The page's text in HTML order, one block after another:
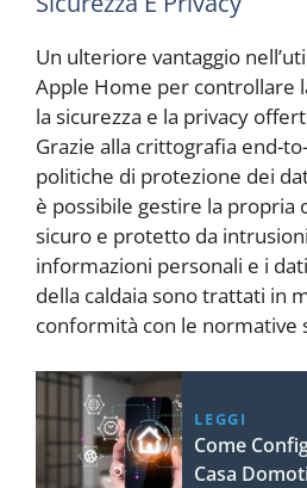
Un ulteriore vantaggio
Apple Home per controllare
la sicurezza e la privacy
Grazie alla crittografia end-
politiche di protezione dei
è possibile gestire la propria
sicuro e protetto da
informazioni personali e i
della caldaia sono trattati in
conformità con le normative
LEGGI
Come
Casa